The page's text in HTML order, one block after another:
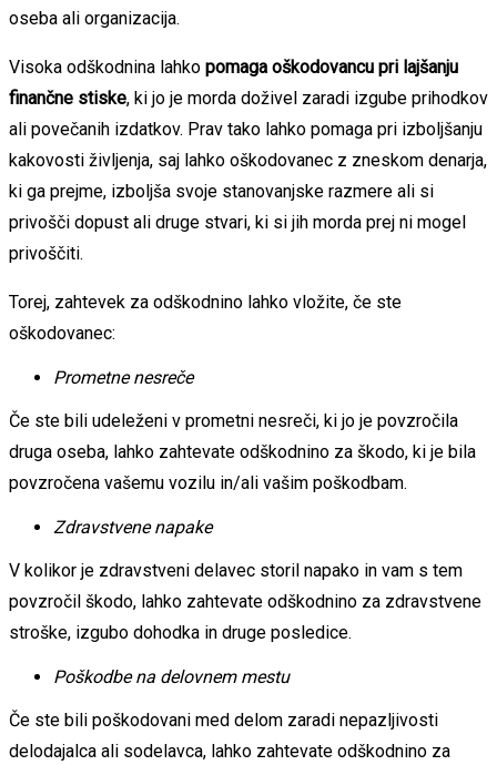
oseba ali organizacija.
Visoka odškodnina lahko pomaga oškodovancu pri lajšanju
finančne stiske, ki jo je morda doživel zaradi izgube prihodkov
ali povečanih izdatkov. Prav tako lahko pomaga pri izboljšanju
kakovosti življenja, saj lahko oškodovanec z zneskom denarja,
ki ga prejme, izboljša svoje stanovanjske razmere ali si
privošči dopust ali druge stvari, ki si jih morda prej ni mogel
privoščiti.
Torej, zahtevek za odškodnino lahko vložite, če ste
oškodovanec:
Prometne nesreče
Če ste bili udeleženi v prometni nesreči, ki jo je povzročila
druga oseba, lahko zahtevate odškodnino za škodo, ki je bila
povzročena vašemu vozilu in/ali vašim poškodbam.
Zdravstvene napake
V kolikor je zdravstveni delavec storil napako in vam s tem
povzročil škodo, lahko zahtevate odškodnino za zdravstvene
stroške, izgubo dohodka in druge posledice.
Poškodbe na delovnem mestu
Če ste bili poškodovani med delom zaradi nepazljivosti
delodajalca ali sodelavca, lahko zahtevate odškodnino za